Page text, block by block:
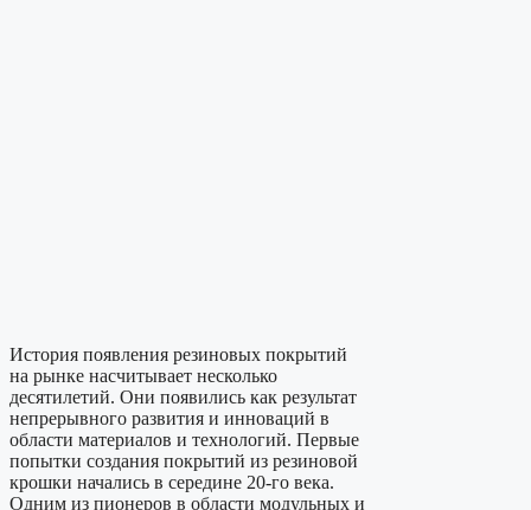
История появления резиновых покрытий
на рынке насчитывает несколько
десятилетий. Они появились как результат
непрерывного развития и инноваций в
области материалов и технологий. Первые
попытки создания покрытий из резиновой
крошки начались в середине 20-го века.
Одним из пионеров в области модульных и